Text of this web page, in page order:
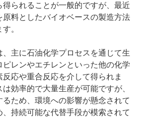
られることが一般的ですが、最近
原料としたバイオベースの製造方法
。
主に石油化学プロセスを通じて生
ピレンやエチレンといった他の化学
応や重合反応を介して得られま
効率的で大量生産が可能ですが、
ため、環境への影響が懸念されて
、持続可能な代替手段が模索されて